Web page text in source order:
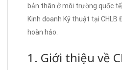
bản thân ở môi trường quốc
Kinh doanh Kỹ thuật tại CHLB
hoàn hảo.
1. Giới thiệu về